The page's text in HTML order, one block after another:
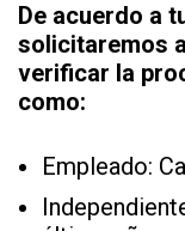
De acuerdo a
solicitaremos
verificar la
como:
Empleado: